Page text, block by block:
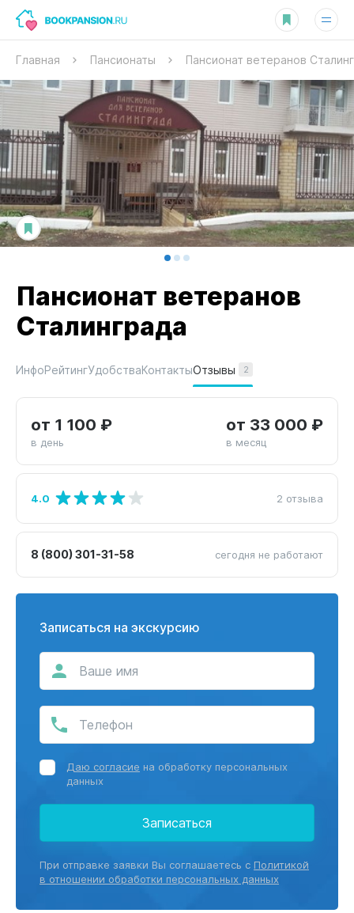
Главная Пансионаты Пансионат ветеранов
Пансионат ветеранов
Сталинграда
ИнфоРейтингУдобстваКонтактыОтзывы 2
от 1 100 ₽
в день
от 33 000 ₽
в месяц
4.0 2 отзыва
8 (800) 301-31-58 сегодня не работают
Записаться на экскурсию
Даю согласие на обработку персональных
данных
Записаться
При отправке заявки Вы соглашаетесь с Политикой
в отношении обработки персональных данных